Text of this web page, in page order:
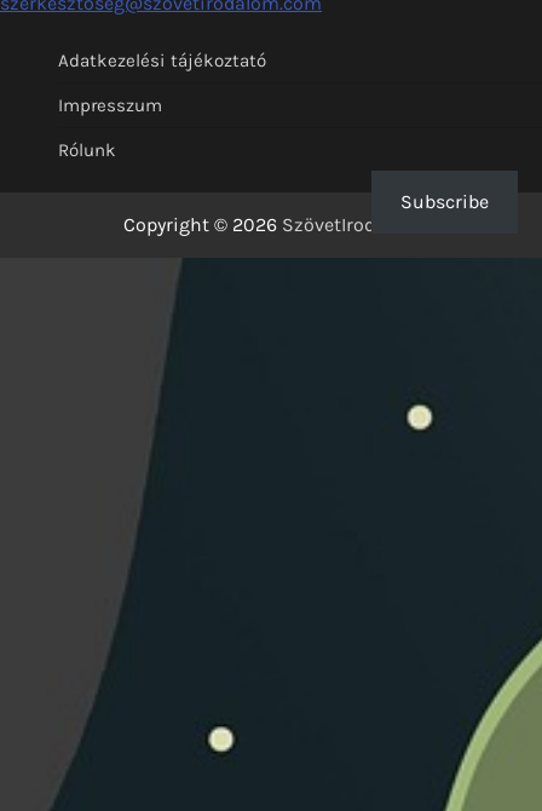
Adatkezelési tájékoztató
Impresszum
Rólunk
Copyright © 2026 SzövetIrodalom
Subscribe